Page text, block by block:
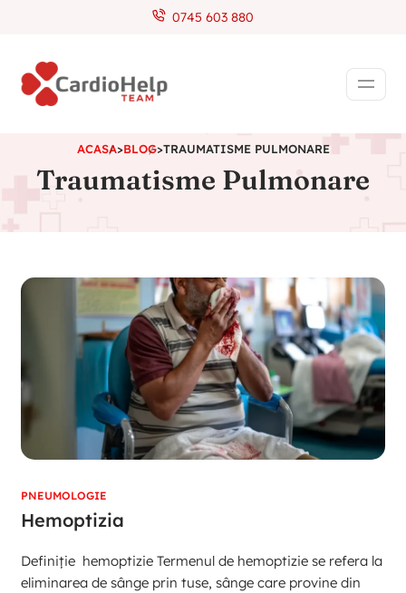
0745 603 880
ACASA>BLOG>TRAUMATISME PULMONARE
Traumatisme Pulmonare
PNEUMOLOGIE
Hemoptizia
Definiție hemoptizie Termenul de hemoptizie se refera la
eliminarea de sânge prin tuse, sânge care provine din